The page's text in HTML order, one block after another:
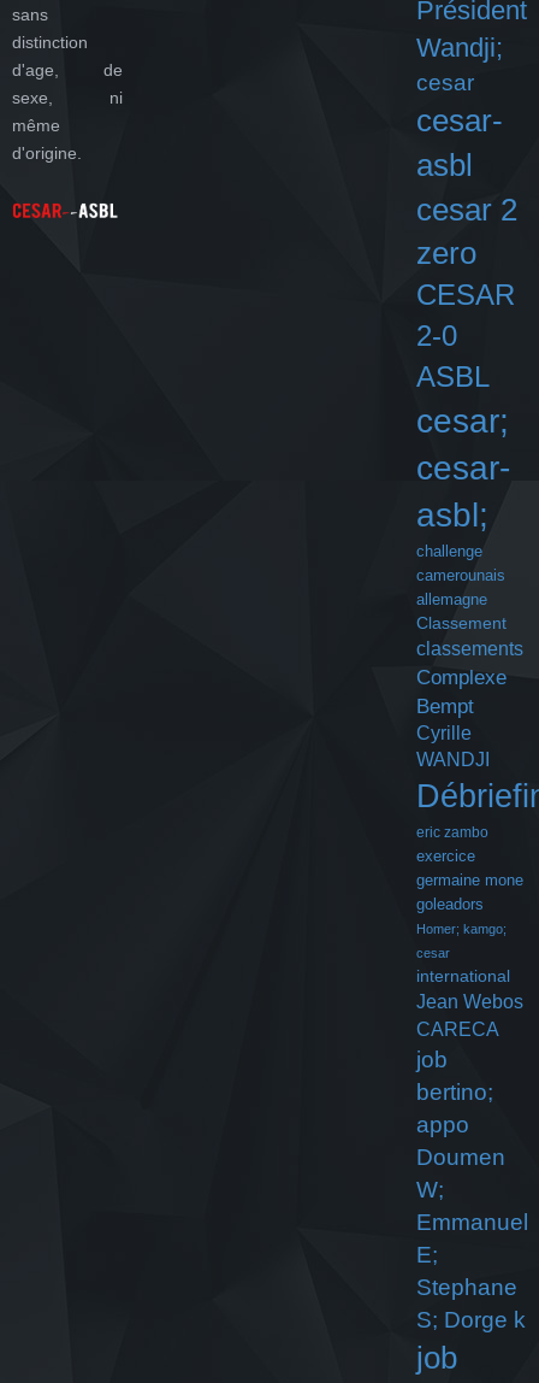
sans
distinction
d'age, de
sexe, ni
même
d'origine.
Président
Wandji;
cesar
cesar-
asbl
cesar 2
zero
CESAR
2-0
ASBL
cesar;
cesar-
asbl;
challenge
camerounais
allemagne
Classement
classements
Complexe
Bempt
Cyrille
WANDJI
eric zambo
exercice
germaine mone
goleadors
Homer; kamgo;
cesar
international
Jean Webos
CARECA
job
bertino;
appo
Doumen
W;
Emmanuel
E;
Stephane
S; Dorge k
job